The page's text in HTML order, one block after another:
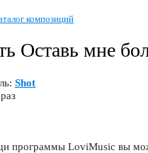
композиций
Оставь мне
Shot
программы LoviMusic вы